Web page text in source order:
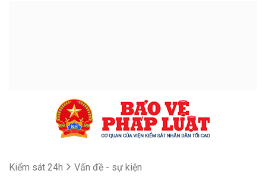
Kiểm sát 24h Vấn đề - sự kiện